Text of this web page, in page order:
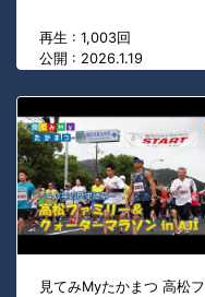
再生 : 1,003回
公開 : 2026.1.19
見てみMyたかまつ 高松フ